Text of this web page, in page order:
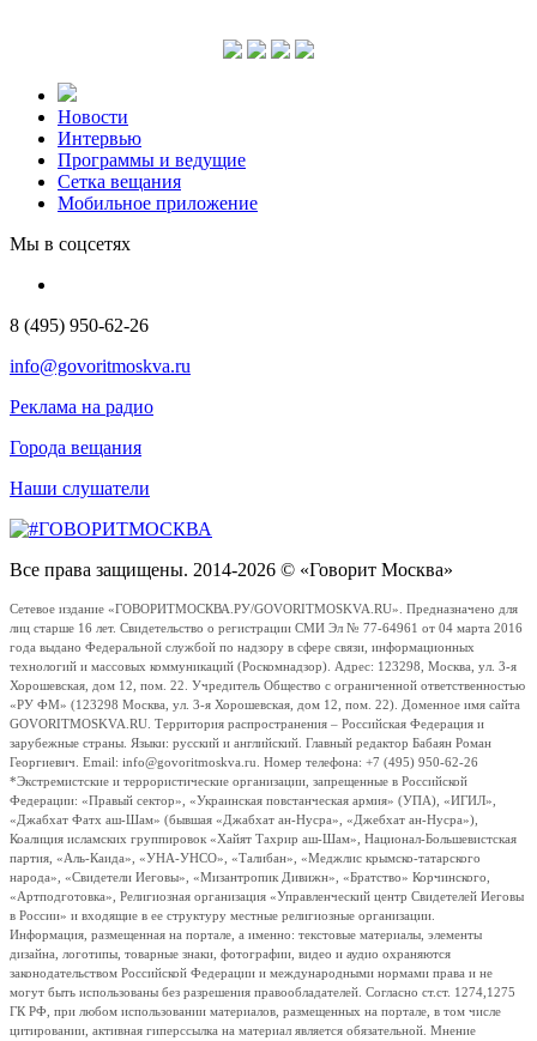
Новости
Интервью
Программы и ведущие
Сетка вещания
Мобильное приложение
Мы в соцсетях
8 (495) 950-62-26
info@govoritmoskva.ru
Реклама на радио
Города вещания
Наши слушатели
Все права защищены. 2014-2026 © «Говорит Москва»
Сетевое издание «ГОВОРИТМОСКВА.РУ/GOVORITMOSKVA.RU». Предназначено для
лиц старше 16 лет. Свидетельство о регистрации СМИ Эл № 77-64961 от 04 марта 2016
года выдано Федеральной службой по надзору в сфере связи, информационных
технологий и массовых коммуникаций (Роскомнадзор). Адрес: 123298, Москва, ул. 3-я
Хорошевская, дом 12, пом. 22. Учредитель Общество с ограниченной ответственностью
«РУ ФМ» (123298 Москва, ул. 3-я Хорошевская, дом 12, пом. 22). Доменное имя сайта
GOVORITMOSKVA.RU. Территория распространения – Российская Федерация и
зарубежные страны. Языки: русский и английский. Главный редактор Бабаян Роман
Георгиевич. Email: info@govoritmoskva.ru. Номер телефона: +7 (495) 950-62-26
*Экстремистские и террористические организации, запрещенные в Российской
Федерации: «Правый сектор», «Украинская повстанческая армия» (УПА), «ИГИЛ»,
«Джабхат Фатх аш-Шам» (бывшая «Джабхат ан-Нусра», «Джебхат ан-Нусра»),
Коалиция исламских группировок «Хайят Тахрир аш-Шам», Национал-Большевистская
партия, «Аль-Каида», «УНА-УНСО», «Талибан», «Меджлис крымско-татарского
народа», «Свидетели Иеговы», «Мизантропик Дивижн», «Братство» Корчинского,
«Артподготовка», Религиозная организация «Управленческий центр Свидетелей Иеговы
в России» и входящие в ее структуру местные религиозные организации.
Информация, размещенная на портале, а именно: текстовые материалы, элементы
дизайна, логотипы, товарные знаки, фотографии, видео и аудио охраняются
законодательством Российской Федерации и международными нормами права и не
могут быть использованы без разрешения правообладателей. Согласно ст.ст. 1274,1275
ГК РФ, при любом использовании материалов, размещенных на портале, в том числе
цитировании, активная гиперссылка на материал является обязательной. Мнение